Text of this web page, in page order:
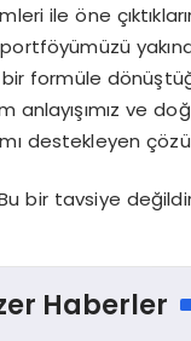
ile öne
formüle
anlayışımız ve
destekleyen
bir tavsiye
Haberler